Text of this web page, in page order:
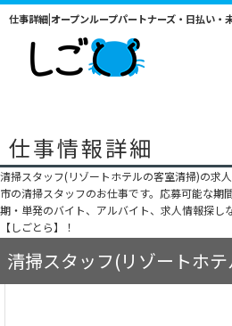
仕事詳細|オープンループパートナーズ・日払い・
仕事情報詳細
清掃スタッフ(リゾートホテルの客室清掃)の求
市の清掃スタッフのお仕事です。応募可能な期
期・単発のバイト、アルバイト、求人情報探し
【しごとら】！
清掃スタッフ(リゾートホ